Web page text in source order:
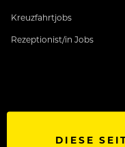
Kreuzfahrtjobs
Rezeptionist/in Jobs
DIESE